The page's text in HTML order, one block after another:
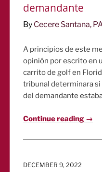
demandante
By Cecere Santana,
A principios de este
opinión por escrito en
carrito de golf en
tribunal determinara
del demandante
Continue reading →
POSTED
DECEMBER 9, 2022